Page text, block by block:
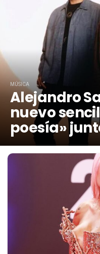
MÚSICA
Alejandro
nuevo
poesía»